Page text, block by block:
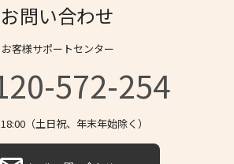
お問い合わせ
お客様サポートセンター
572-254
（土日祝、年末年始除く）